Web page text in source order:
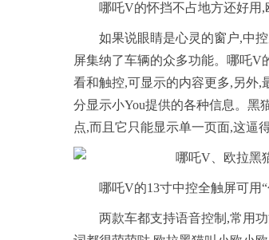
哪吒V的怀挡不占地方还好用
如果说眼睛是心灵的窗户,中
屏集纳了车辆的众多功能。哪吒V
看和触控,可显示的内容更多,另外
分显示小You提供的各种信息。黑
点,而且它只能显示单一页面,这逼
哪吒V的13寸中控全触屏可用
两款车都支持语音控制,常用